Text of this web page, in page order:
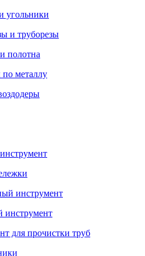
угольники
и труборезы
полотна
металлу
инструмент
инструмент
для прочистки труб